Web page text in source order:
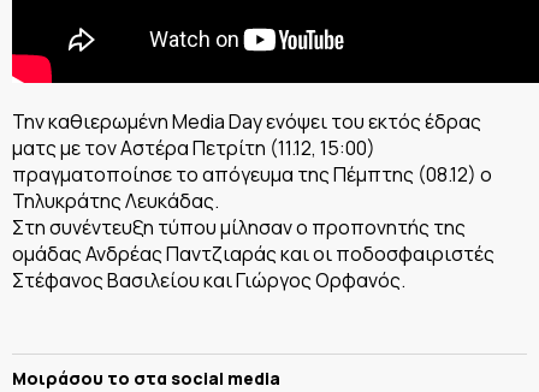
Την καθιερωμένη Media Day ενόψει του εκτός έδρας
ματς με τον Αστέρα Πετρίτη (11.12, 15:00)
πραγματοποίησε το απόγευμα της Πέμπτης (08.12) ο
Τηλυκράτης Λευκάδας.
Στη συνέντευξη τύπου μίλησαν ο προπονητής της
ομάδας Ανδρέας Παντζιαράς και οι ποδοσφαιριστές
Στέφανος Βασιλείου και Γιώργος Ορφανός.
Μοιράσου το στα social media